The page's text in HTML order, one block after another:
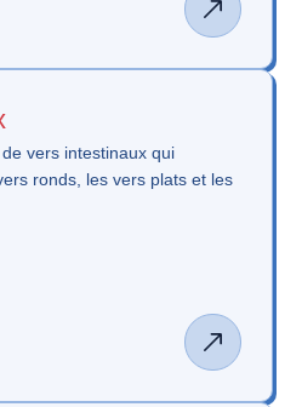
vers intestinaux qui
ronds, les vers plats et les